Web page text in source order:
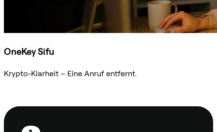
OneKey Sifu
Krypto-Klarheit – Eine Anruf entfernt.
Fußzeile